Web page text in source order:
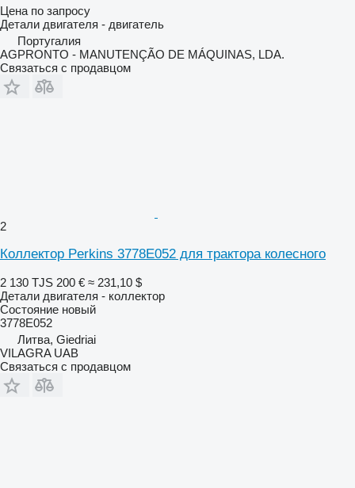
Цена по запросу
Детали двигателя - двигатель
Португалия
AGPRONTO - MANUTENÇÃO DE MÁQUINAS, LDA.
Связаться с продавцом
2
Коллектор Perkins 3778E052 для трактора колесного
2 130 TJS 200 € ≈ 231,10 $
Детали двигателя - коллектор
Состояние новый
3778E052
Литва, Giedriai
VILAGRA UAB
Связаться с продавцом